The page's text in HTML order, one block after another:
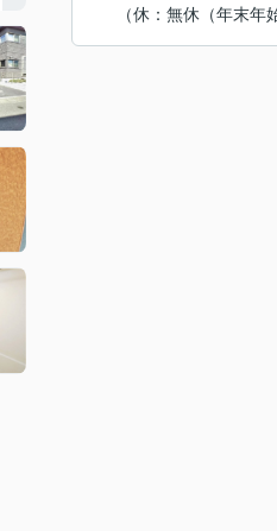
（休：無休（年末年